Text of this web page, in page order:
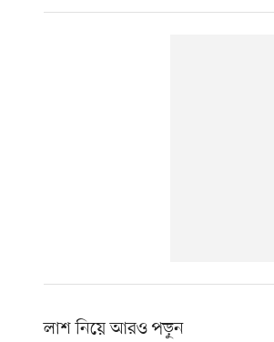
লাশ নিয়ে আরও পড়ুন